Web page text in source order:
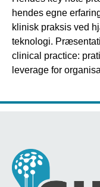
hendes egne
klinisk praksis ved
teknologi.
clinical practice:
leverage for